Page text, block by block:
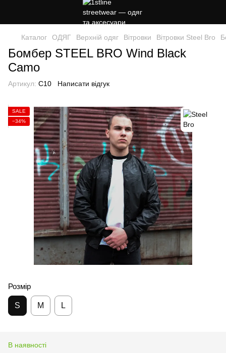
Каталог ОДЯГ Верхній одяг Вітровки Вітровки Steel Bro
Бомбер STEЕL BRO Wind Black
Camo
Артикул: C10 Написати відгук
SALE
−34%
Розмір
S M L
В наявності